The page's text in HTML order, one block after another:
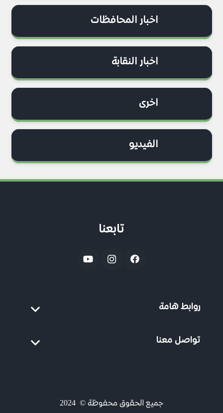
اخبار المحافظات
اخبار النقابة
اخرى
الفيديو
تابعنا
روابط هامة
تواصل معنا
جميع الحقوق محفوظة © 2024